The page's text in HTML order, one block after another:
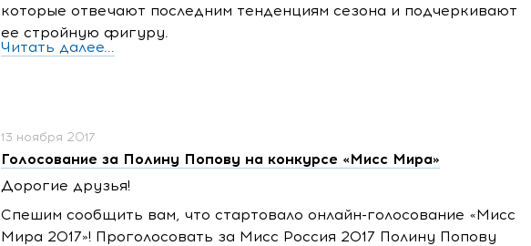
которые отвечают последним тенденциям сезона и подчеркивают
ее стройную фигуру.
Читать далее...
13 ноября 2017
Голосование за Полину Попову на конкурсе «Мисс Мира»
Дорогие друзья!
Спешим сообщить вам, что стартовало онлайн-голосование «Мисс
Мира 2017»! Проголосовать за Мисс Россия 2017 Полину Попову